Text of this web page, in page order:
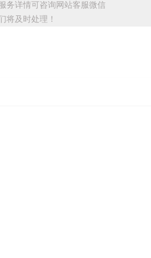
务详情可咨询网站客服微信
将及时处理！